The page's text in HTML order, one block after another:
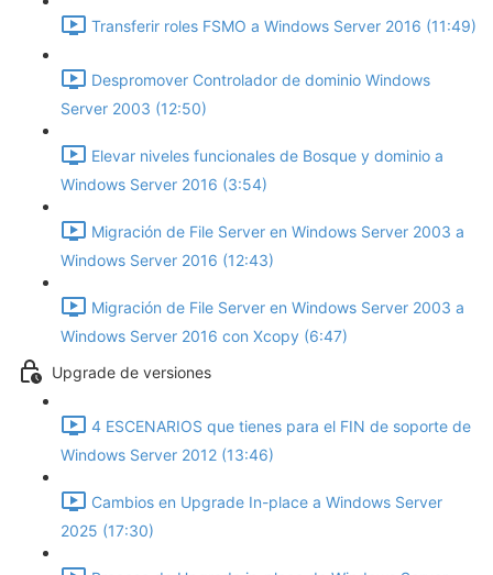
Transferir roles FSMO a Windows Server 2016 (11:49)
Despromover Controlador de dominio Windows
Server 2003 (12:50)
Elevar niveles funcionales de Bosque y dominio a
Windows Server 2016 (3:54)
Migración de File Server en Windows Server 2003 a
Windows Server 2016 (12:43)
Migración de File Server en Windows Server 2003 a
Windows Server 2016 con Xcopy (6:47)
Upgrade de versiones
4 ESCENARIOS que tienes para el FIN de soporte de
Windows Server 2012 (13:46)
Cambios en Upgrade In-place a Windows Server
2025 (17:30)